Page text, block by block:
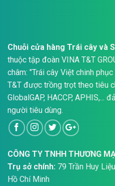
Chuỗi cửa hàng Trái cây và
thuộc tập đoàn VINA T&T
châm: "Trái cây Việt chinh
T&T được trồng trọt theo tiêu
GlobalGAP, HACCP, APHIS,...
người tiêu dùng.
CÔNG TY TNHH THƯƠNG
Trụ sở chính: 79 Trần Huy
Hồ Chí Minh